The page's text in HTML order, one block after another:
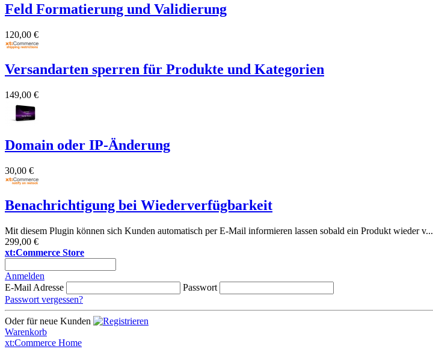
Feld Formatierung und Validierung
120,00 €
Versandarten sperren für Produkte und Kategorien
149,00 €
Domain oder IP-Änderung
30,00 €
Benachrichtigung bei Wiederverfügbarkeit
Mit diesem Plugin können sich Kunden automatisch per E-Mail informieren lassen sobald ein Produkt wieder v...
299,00 €
xt:Commerce Store
Anmelden
E-Mail Adresse
Passwort
Passwort vergessen?
Oder für neue Kunden
Warenkorb
xt:Commerce Home